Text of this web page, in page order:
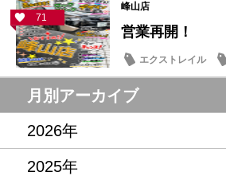
71
峰山店
営業再開！
エクストレイル
記念品・プレゼント
月別アーカイブ
2026年
2025年